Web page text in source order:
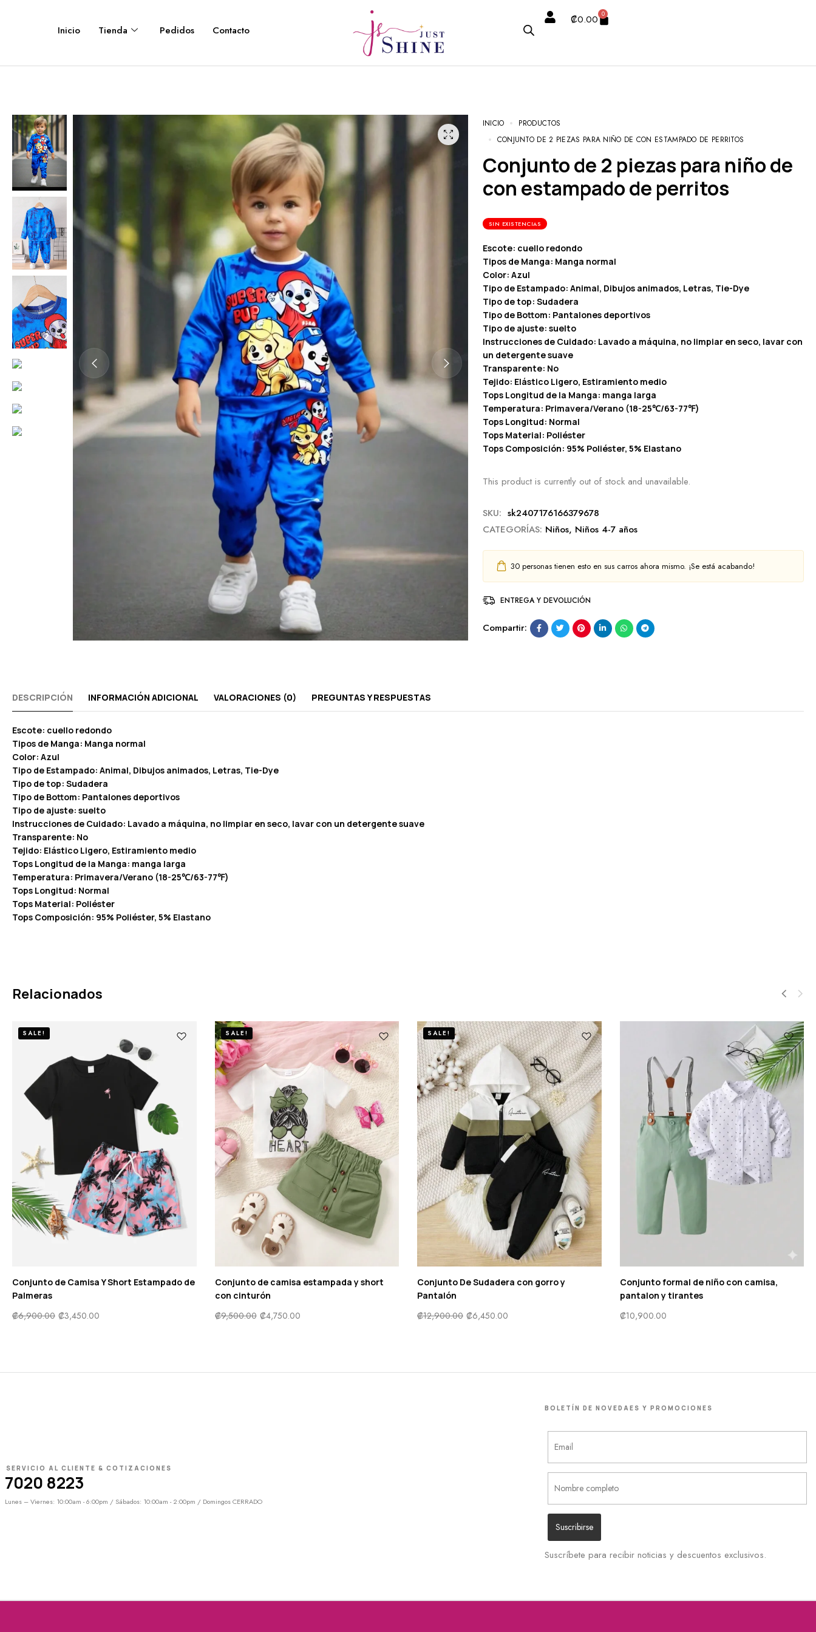
Inicio Tienda Pedidos Contacto
₡0.00 0
INICIO
PRODUCTOS
CONJUNTO DE 2 PIEZAS PARA NIÑO DE CON ESTAMPADO DE PERRITOS
Conjunto de 2 piezas para niño de
con estampado de perritos
SIN EXISTENCIAS
Escote: cuello redondo
Tipos de Manga: Manga normal
Color: Azul
Tipo de Estampado: Animal, Dibujos animados, Letras, Tie-Dye
Tipo de top: Sudadera
Tipo de Bottom: Pantalones deportivos
Tipo de ajuste: suelto
Instrucciones de Cuidado: Lavado a máquina, no limpiar en seco, lavar con
un detergente suave
Transparente: No
Tejido: Elástico Ligero, Estiramiento medio
Tops Longitud de la Manga: manga larga
Temperatura: Primavera/Verano (18-25℃/63-77℉)
Tops Longitud: Normal
Tops Material: Poliéster
Tops Composición: 95% Poliéster, 5% Elastano
This product is currently out of stock and unavailable.
SKU: sk2407176166379678
CATEGORÍAS: Niños, Niños 4-7 años
30personas tienen esto en sus carros ahora mismo. ¡Se está acabando!
ENTREGA Y DEVOLUCIÓN
Compartir:
DESCRIPCIÓN INFORMACIÓN ADICIONAL VALORACIONES (0) PREGUNTAS Y RESPUESTAS
Escote: cuello redondo
Tipos de Manga: Manga normal
Color: Azul
Tipo de Estampado: Animal, Dibujos animados, Letras, Tie-Dye
Tipo de top: Sudadera
Tipo de Bottom: Pantalones deportivos
Tipo de ajuste: suelto
Instrucciones de Cuidado: Lavado a máquina, no limpiar en seco, lavar con un detergente suave
Transparente: No
Tejido: Elástico Ligero, Estiramiento medio
Tops Longitud de la Manga: manga larga
Temperatura: Primavera/Verano (18-25℃/63-77℉)
Tops Longitud: Normal
Tops Material: Poliéster
Tops Composición: 95% Poliéster, 5% Elastano
Relacionados
SALE!
Conjunto de Camisa Y Short Estampado de
Palmeras
₡6,900.00 ₡3,450.00
SALE!
Conjunto de camisa estampada y short
con cinturón
₡9,500.00 ₡4,750.00
SALE!
Conjunto De Sudadera con gorro y
Pantalón
₡12,900.00 ₡6,450.00
Conjunto formal de niño con camisa,
pantalon y tirantes
₡10,900.00
SERVICIO AL CLIENTE & COTIZACIONES
7020 8223
Lunes – Viernes: 10:00am - 6:00pm / Sábados: 10:00am - 2:00pm / Domingos CERRADO
BOLETÍN DE NOVEDAES Y PROMOCIONES
Suscríbete para recibir noticias y descuentos exclusivos.